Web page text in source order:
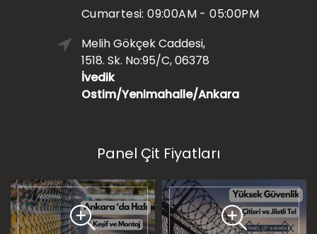
Cumartesi: 09:00AM - 05:00PM
Melih Gökçek Caddesi,
1518. Sk. No:95/C, 06378
İvedik
Ostim/Yenimahalle/Ankara
Panel Çit Fiyatları